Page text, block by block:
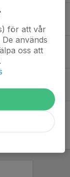
ACTIC
för att vår
används
oss att